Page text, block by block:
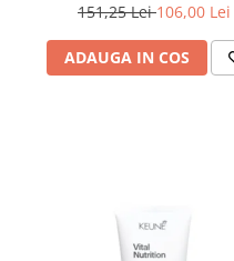
151,25 Lei106,00 Lei
ADAUGA IN COS